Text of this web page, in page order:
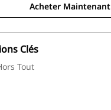
Acheter Maintenant
Clés
Tout